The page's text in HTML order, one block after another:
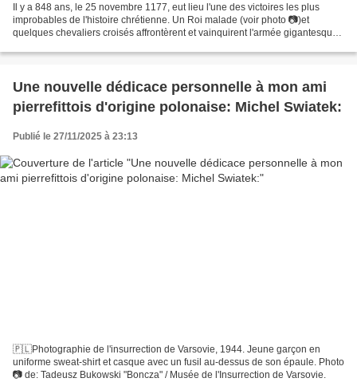
Il y a 848 ans, le 25 novembre 1177, eut lieu l'une des victoires les plus
improbables de l'histoire chrétienne. Un Roi malade (voir photo 📷)et
quelques chevaliers croisés affrontèrent et vainquirent l'armée gigantesque
Une nouvelle dédicace personnelle à mon ami
pierrefittois d'origine polonaise: Michel Swiatek:
Publié le 27/11/2025 à 23:13
🇵🇱Photographie de l'insurrection de Varsovie, 1944. Jeune garçon en
uniforme sweat-shirt et casque avec un fusil au-dessus de son épaule. Photo
📷 de: Tadeusz Bukowski "Boncza" / Musée de l'Insurrection de Varsovie.